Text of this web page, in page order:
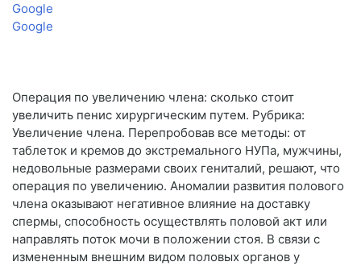
Google
Google
Операция по увеличению члена: сколько стоит
увеличить пенис хирургическим путем. Рубрика:
Увеличение члена. Перепробовав все методы: от
таблеток и кремов до экстремального НУПа, мужчины,
недовольные размерами своих гениталий, решают, что
операция по увеличению. Аномалии развития полового
члена оказывают негативное влияние на доставку
спермы, способность осуществлять половой акт или
направлять поток мочи в положении стоя. В связи с
измененным внешним видом половых органов у